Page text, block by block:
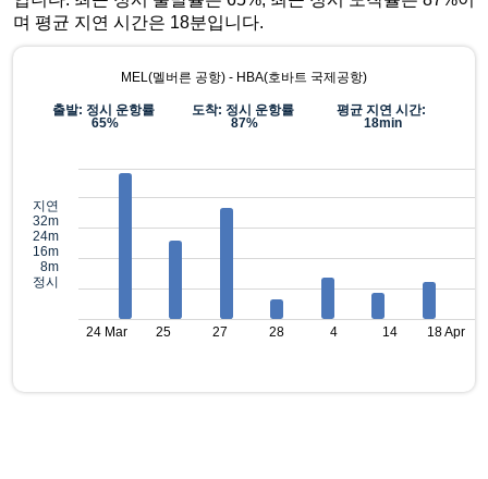
며 평균 지연 시간은 18분입니다.
MEL(멜버른 공항) - HBA(호바트 국제공항)
출발: 정시 운항률
65%
도착: 정시 운항률
87%
평균 지연 시간:
18min
지연
32m
24m
16m
8m
정시
24 Mar 25 27 28 4 14 18 Apr